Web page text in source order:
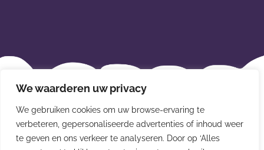
We waarderen uw privacy
We gebruiken cookies om uw browse-ervaring te
verbeteren, gepersonaliseerde advertenties of inhoud weer
te geven en ons verkeer te analyseren. Door op ‘Alles
Beleidsverklaring
Privacybeleid
Disclaimer
Leveringsvoorwaarden